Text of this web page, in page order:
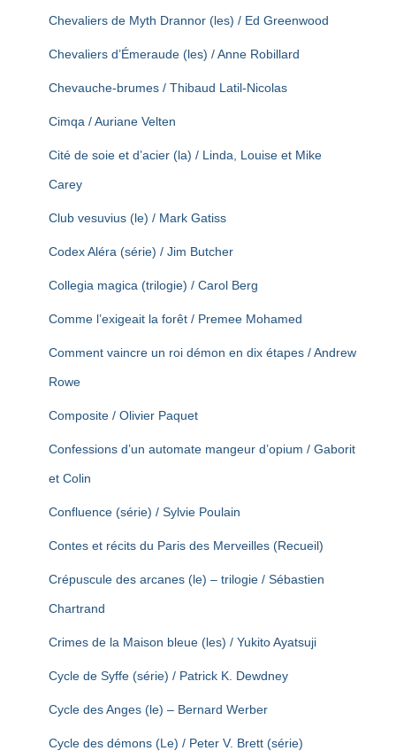
Chevaliers de Myth Drannor (les) / Ed Greenwood
Chevaliers d’Émeraude (les) / Anne Robillard
Chevauche-brumes / Thibaud Latil-Nicolas
Cimqa / Auriane Velten
Cité de soie et d’acier (la) / Linda, Louise et Mike
Carey
Club vesuvius (le) / Mark Gatiss
Codex Aléra (série) / Jim Butcher
Collegia magica (trilogie) / Carol Berg
Comme l’exigeait la forêt / Premee Mohamed
Comment vaincre un roi démon en dix étapes / Andrew
Rowe
Composite / Olivier Paquet
Confessions d’un automate mangeur d’opium / Gaborit
et Colin
Confluence (série) / Sylvie Poulain
Contes et récits du Paris des Merveilles (Recueil)
Crépuscule des arcanes (le) – trilogie / Sébastien
Chartrand
Crimes de la Maison bleue (les) / Yukito Ayatsuji
Cycle de Syffe (série) / Patrick K. Dewdney
Cycle des Anges (le) – Bernard Werber
Cycle des démons (Le) / Peter V. Brett (série)